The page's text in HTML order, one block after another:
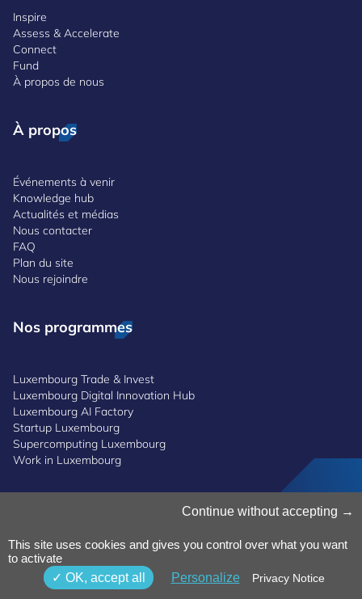
Inspire
Assess & Accelerate
Connect
Fund
À propos de nous
À propos
Événements à venir
Knowledge hub
Actualités et médias
Nous contacter
FAQ
Plan du site
Nous rejoindre
Nos programmes
Luxembourg Trade & Invest
Luxembourg Digital Innovation Hub
Luxembourg AI Factory
Startup Luxembourg
Supercomputing Luxembourg
Work in Luxembourg
Notice de confidentialité
Conditions générales d’utilisation
Politique de lanceurs d'alerte
Accessibilité
Continue without accepting
This site uses cookies and gives you control over what you want
to activate
OK, accept all
Personalize Privacy Notice